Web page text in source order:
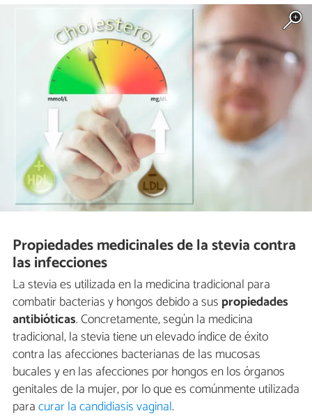
Propiedades medicinales de la stevia contra
las infecciones
La stevia es utilizada en la medicina tradicional para
combatir bacterias y hongos debido a sus propiedades
antibióticas. Concretamente, según la medicina
tradicional, la stevia tiene un elevado índice de éxito
contra las afecciones bacterianas de las mucosas
bucales y en las afecciones por hongos en los órganos
genitales de la mujer, por lo que es comúnmente utilizada
paracurar la candidiasis vaginal.